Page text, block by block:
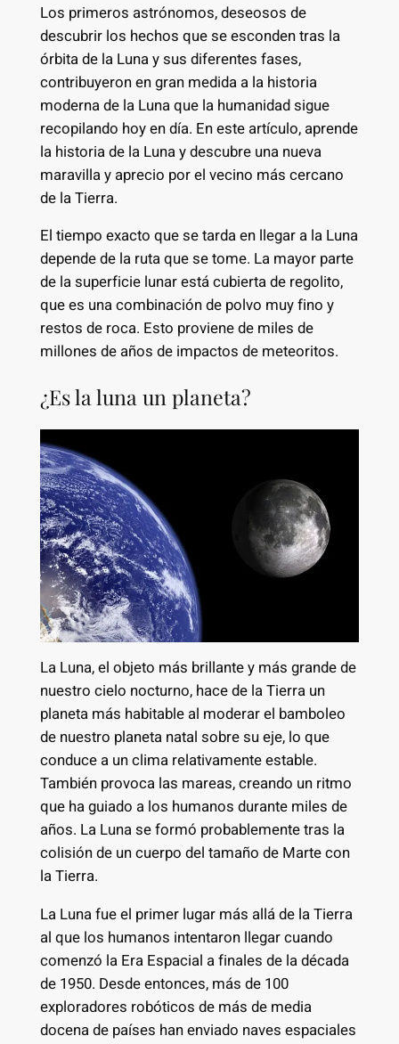
Los primeros astrónomos, deseosos de
descubrir los hechos que se esconden tras la
órbita de la Luna y sus diferentes fases,
contribuyeron en gran medida a la historia
moderna de la Luna que la humanidad sigue
recopilando hoy en día. En este artículo, aprende
la historia de la Luna y descubre una nueva
maravilla y aprecio por el vecino más cercano
de la Tierra.
El tiempo exacto que se tarda en llegar a la Luna
depende de la ruta que se tome. La mayor parte
de la superficie lunar está cubierta de regolito,
que es una combinación de polvo muy fino y
restos de roca. Esto proviene de miles de
millones de años de impactos de meteoritos.
¿Es la luna un planeta?
La Luna, el objeto más brillante y más grande de
nuestro cielo nocturno, hace de la Tierra un
planeta más habitable al moderar el bamboleo
de nuestro planeta natal sobre su eje, lo que
conduce a un clima relativamente estable.
También provoca las mareas, creando un ritmo
que ha guiado a los humanos durante miles de
años. La Luna se formó probablemente tras la
colisión de un cuerpo del tamaño de Marte con
la Tierra.
La Luna fue el primer lugar más allá de la Tierra
al que los humanos intentaron llegar cuando
comenzó la Era Espacial a finales de la década
de 1950. Desde entonces, más de 100
exploradores robóticos de más de media
docena de países han enviado naves espaciales